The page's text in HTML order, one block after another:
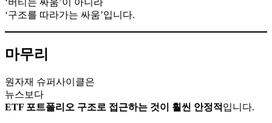
‘버티는 싸움’이 아니라
‘구조를 따라가는 싸움’입니다.
마무리
원자재 슈퍼사이클은
뉴스보다
ETF 포트폴리오 구조로 접근하는 것이 훨씬 안정적 입니다.